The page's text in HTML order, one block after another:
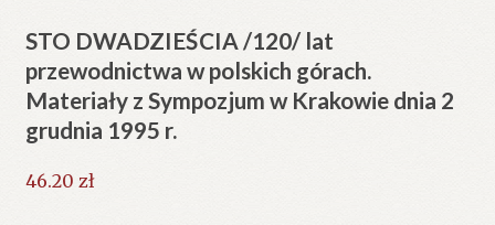
STO DWADZIEŚCIA /120/ lat
przewodnictwa w polskich górach.
Materiały z Sympozjum w Krakowie dnia 2
grudnia 1995 r.
46.20 zł